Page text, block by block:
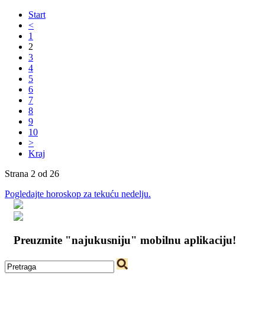
Start
<
1
2
3
4
5
6
7
8
9
10
>
Kraj
Strana 2 od 26
Pogledajte horoskop za tekuću nedelju.
Preuzmite "najukusniju" mobilnu aplikaciju!